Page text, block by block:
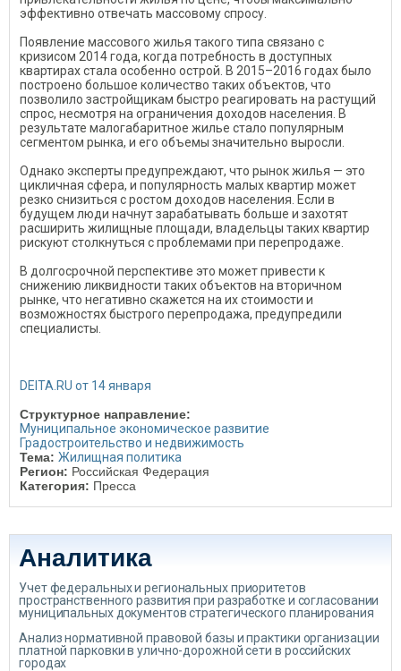
эффективно отвечать массовому спросу.
Появление массового жилья такого типа связано с
кризисом 2014 года, когда потребность в доступных
квартирах стала особенно острой. В 2015–2016 годах было
построено большое количество таких объектов, что
позволило застройщикам быстро реагировать на растущий
спрос, несмотря на ограничения доходов населения. В
результате малогабаритное жилье стало популярным
сегментом рынка, и его объемы значительно выросли.
Однако эксперты предупреждают, что рынок жилья — это
цикличная сфера, и популярность малых квартир может
резко снизиться с ростом доходов населения. Если в
будущем люди начнут зарабатывать больше и захотят
расширить жилищные площади, владельцы таких квартир
рискуют столкнуться с проблемами при перепродаже.
В долгосрочной перспективе это может привести к
снижению ликвидности таких объектов на вторичном
рынке, что негативно скажется на их стоимости и
возможностях быстрого перепродажа, предупредили
специалисты.
DEITA.RU от 14 января
Структурное направление:
Муниципальное экономическое развитие
Градостроительство и недвижимость
Тема: Жилищная политика
Регион: Российская Федерация
Категория: Пресса
Аналитика
Учет федеральных и региональных приоритетов
пространственного развития при разработке и согласовании
муниципальных документов стратегического планирования
Анализ нормативной правовой базы и практики организации
платной парковки в улично-дорожной сети в российских
городах